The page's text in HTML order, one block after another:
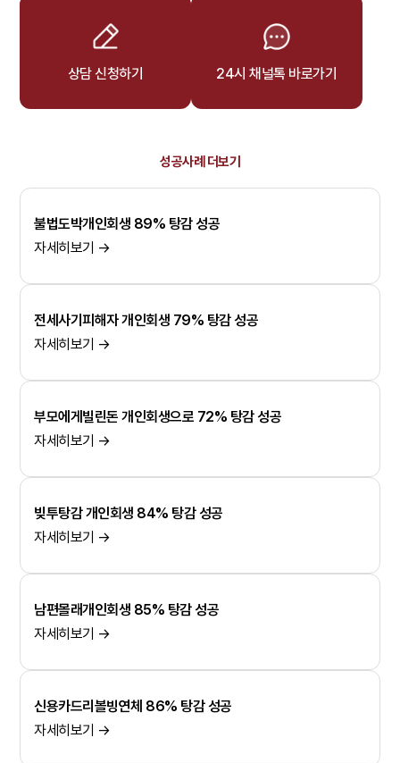
상담 신청하기 24시 채널톡 바로가기
성공사례 더보기
불법도박개인회생 89% 탕감 성공
자세히보기 →
전세사기피해자 개인회생 79% 탕감 성공
자세히보기 →
부모에게빌린돈 개인회생으로 72% 탕감 성공
자세히보기 →
빚투탕감 개인회생 84% 탕감 성공
자세히보기 →
남편몰래개인회생 85% 탕감 성공
자세히보기 →
신용카드리볼빙연체 86% 탕감 성공
자세히보기 →